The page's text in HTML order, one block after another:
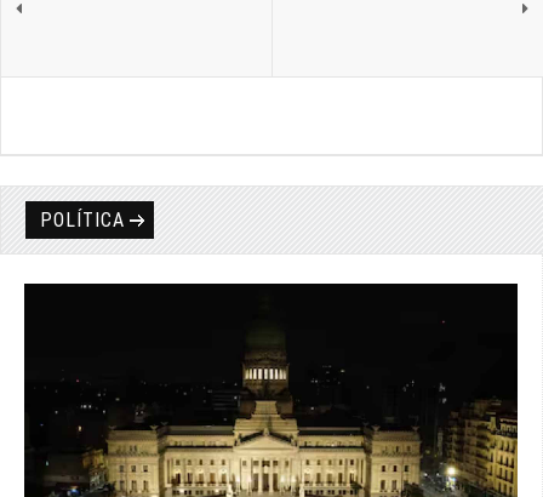
POLÍTICA